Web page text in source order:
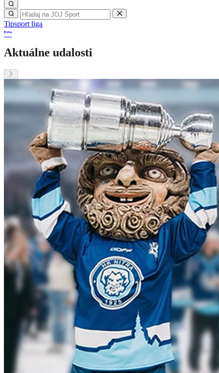
Tipsport liga
Aktuálne udalosti